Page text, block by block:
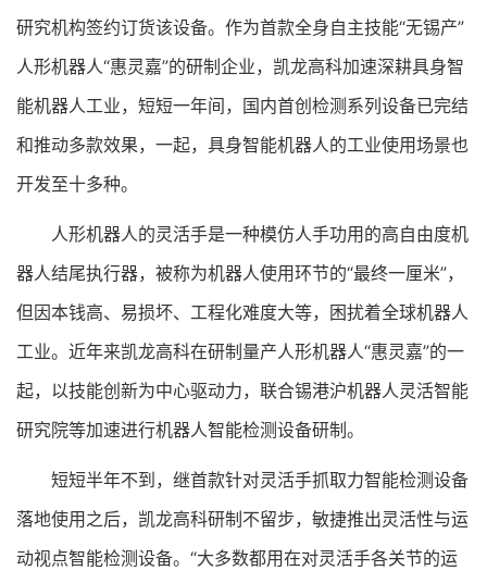
研究机构签约订货该设备。作为首款全身自主技能“无锡产”
人形机器人“惠灵嘉”的研制企业，凯龙高科加速深耕具身智
能机器人工业，短短一年间，国内首创检测系列设备已完结
和推动多款效果，一起，具身智能机器人的工业使用场景也
开发至十多种。
人形机器人的灵活手是一种模仿人手功用的高自由度机
器人结尾执行器，被称为机器人使用环节的“最终一厘米”，
但因本钱高、易损坏、工程化难度大等，困扰着全球机器人
工业。近年来凯龙高科在研制量产人形机器人“惠灵嘉”的一
起，以技能创新为中心驱动力，联合锡港沪机器人灵活智能
研究院等加速进行机器人智能检测设备研制。
短短半年不到，继首款针对灵活手抓取力智能检测设备
落地使用之后，凯龙高科研制不留步，敏捷推出灵活性与运
动视点智能检测设备。“大多数都用在对灵活手各关节的运